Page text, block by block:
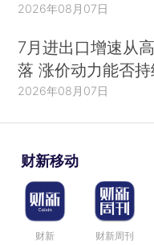
2026年08月07日
7月进出口增速从
落 涨价动力能否持
2026年08月07日
财新移动
财新 财新周刊